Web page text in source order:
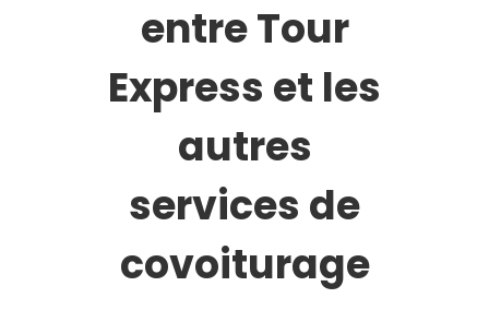
entre Tour
Express et les
autres
services de
covoiturage